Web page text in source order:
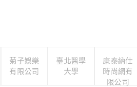
菊子娛樂
有限公司
臺北醫學
大學
康泰納仕
時尚網有
限公司